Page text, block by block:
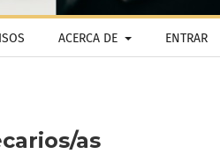
ACERCA DE ENTRAR
as